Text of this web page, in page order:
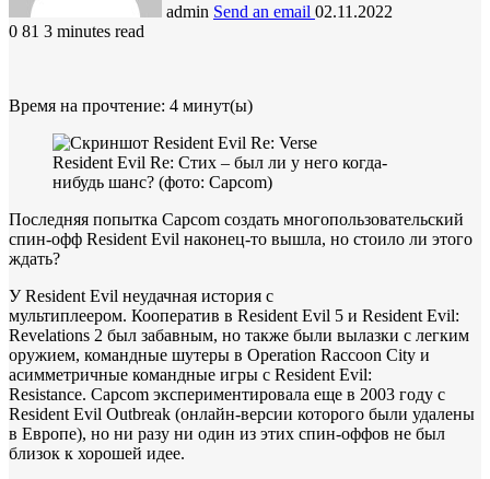
admin Send an email 02.11.2022
0 81 3 minutes read
Время на прочтение: 4 минут(ы)
Resident Evil Re: Стих – был ли у него когда-
нибудь шанс? (фото: Capcom)
Последняя попытка Capcom создать многопользовательский
спин-офф Resident Evil наконец-то вышла, но стоило ли этого
ждать?
У Resident Evil неудачная история с
мультиплеером. Кооператив в Resident Evil 5 и Resident Evil:
Revelations 2 был забавным, но также были вылазки с легким
оружием, командные шутеры в Operation Raccoon City и
асимметричные командные игры с Resident Evil:
Resistance. Capcom экспериментировала еще в 2003 году с
Resident Evil Outbreak (онлайн-версии которого были удалены
в Европе), но ни разу ни один из этих спин-оффов не был
близок к хорошей идее.